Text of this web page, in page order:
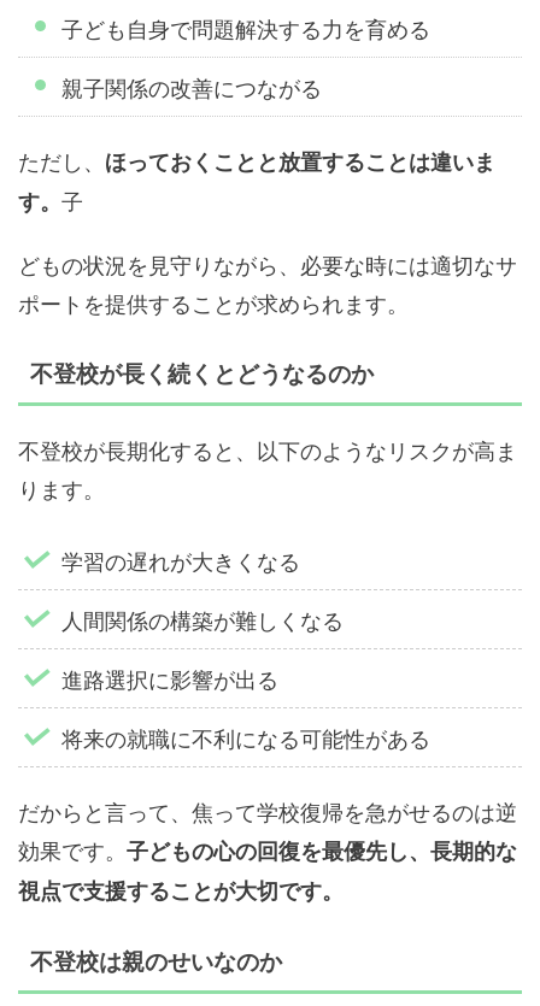
子ども自身で問題解決する力を育める
親子関係の改善につながる
ただし、 ほっておくことと放置することは違いま
す。 子
どもの状況を見守りながら、必要な時には適切なサ
ポートを提供することが求められます。
不登校が長く続くとどうなるのか
不登校が長期化すると、以下のようなリスクが高ま
ります。
学習の遅れが大きくなる
人間関係の構築が難しくなる
進路選択に影響が出る
将来の就職に不利になる可能性がある
だからと言って、焦って学校復帰を急がせるのは逆
効果です。 子どもの心の回復を最優先し、長期的な
視点で支援することが大切です。
不登校は親のせいなのか